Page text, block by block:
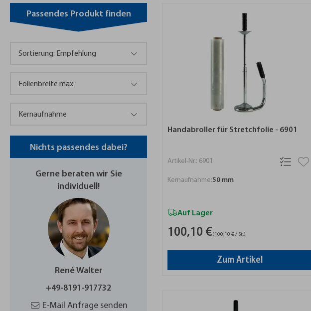
Passendes Produkt finden
Nichts passendes dabei?
Gerne beraten wir Sie
individuell!
René Walter
+49-8191-917732
E-Mail Anfrage senden
Handabroller für Stretchfolie - 6901
Artikel-Nr.: 6901
Kernaufnahme:50 mm
Auf Lager
100,10 €(100,10 € / St.)
Zum Artikel